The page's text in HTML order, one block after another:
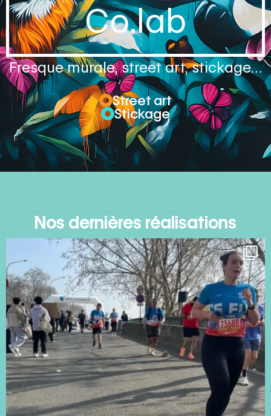
Co.lab
Fresque murale, street art, stickage…
Street art
Stickage
Nos dernières réalisations